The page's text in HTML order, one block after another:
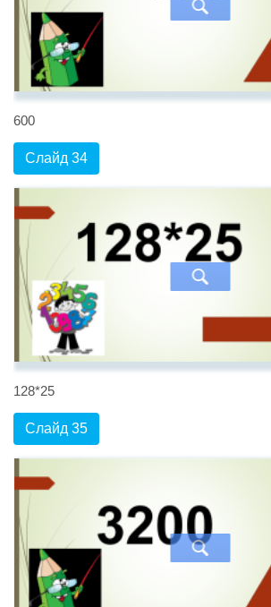
600
Слайд 34
128*25
Слайд 35